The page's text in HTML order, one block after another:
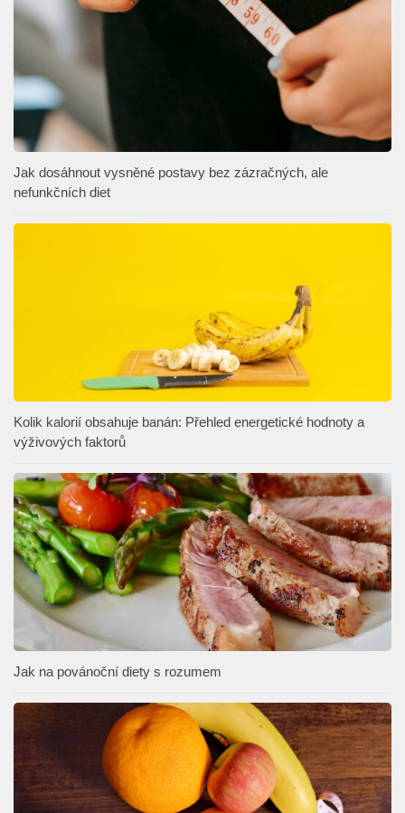
Jak dosáhnout vysněné postavy bez zázračných, ale
nefunkčních diet
Kolik kalorií obsahuje banán: Přehled energetické hodnoty a
výživových faktorů
Jak na povánoční diety s rozumem